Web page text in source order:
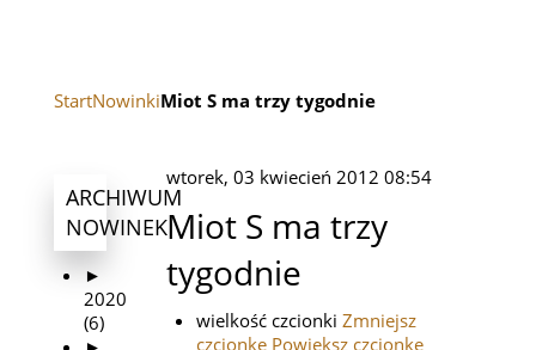
StartNowinkiMiot S ma trzy tygodnie
wtorek, 03 kwiecień 2012 08:54
Miot S ma trzy
tygodnie
wielkość czcionki Zmniejsz
czcionkę Powiększ czcionkę
ARCHIWUM
NOWINEK
►
2020
(6)